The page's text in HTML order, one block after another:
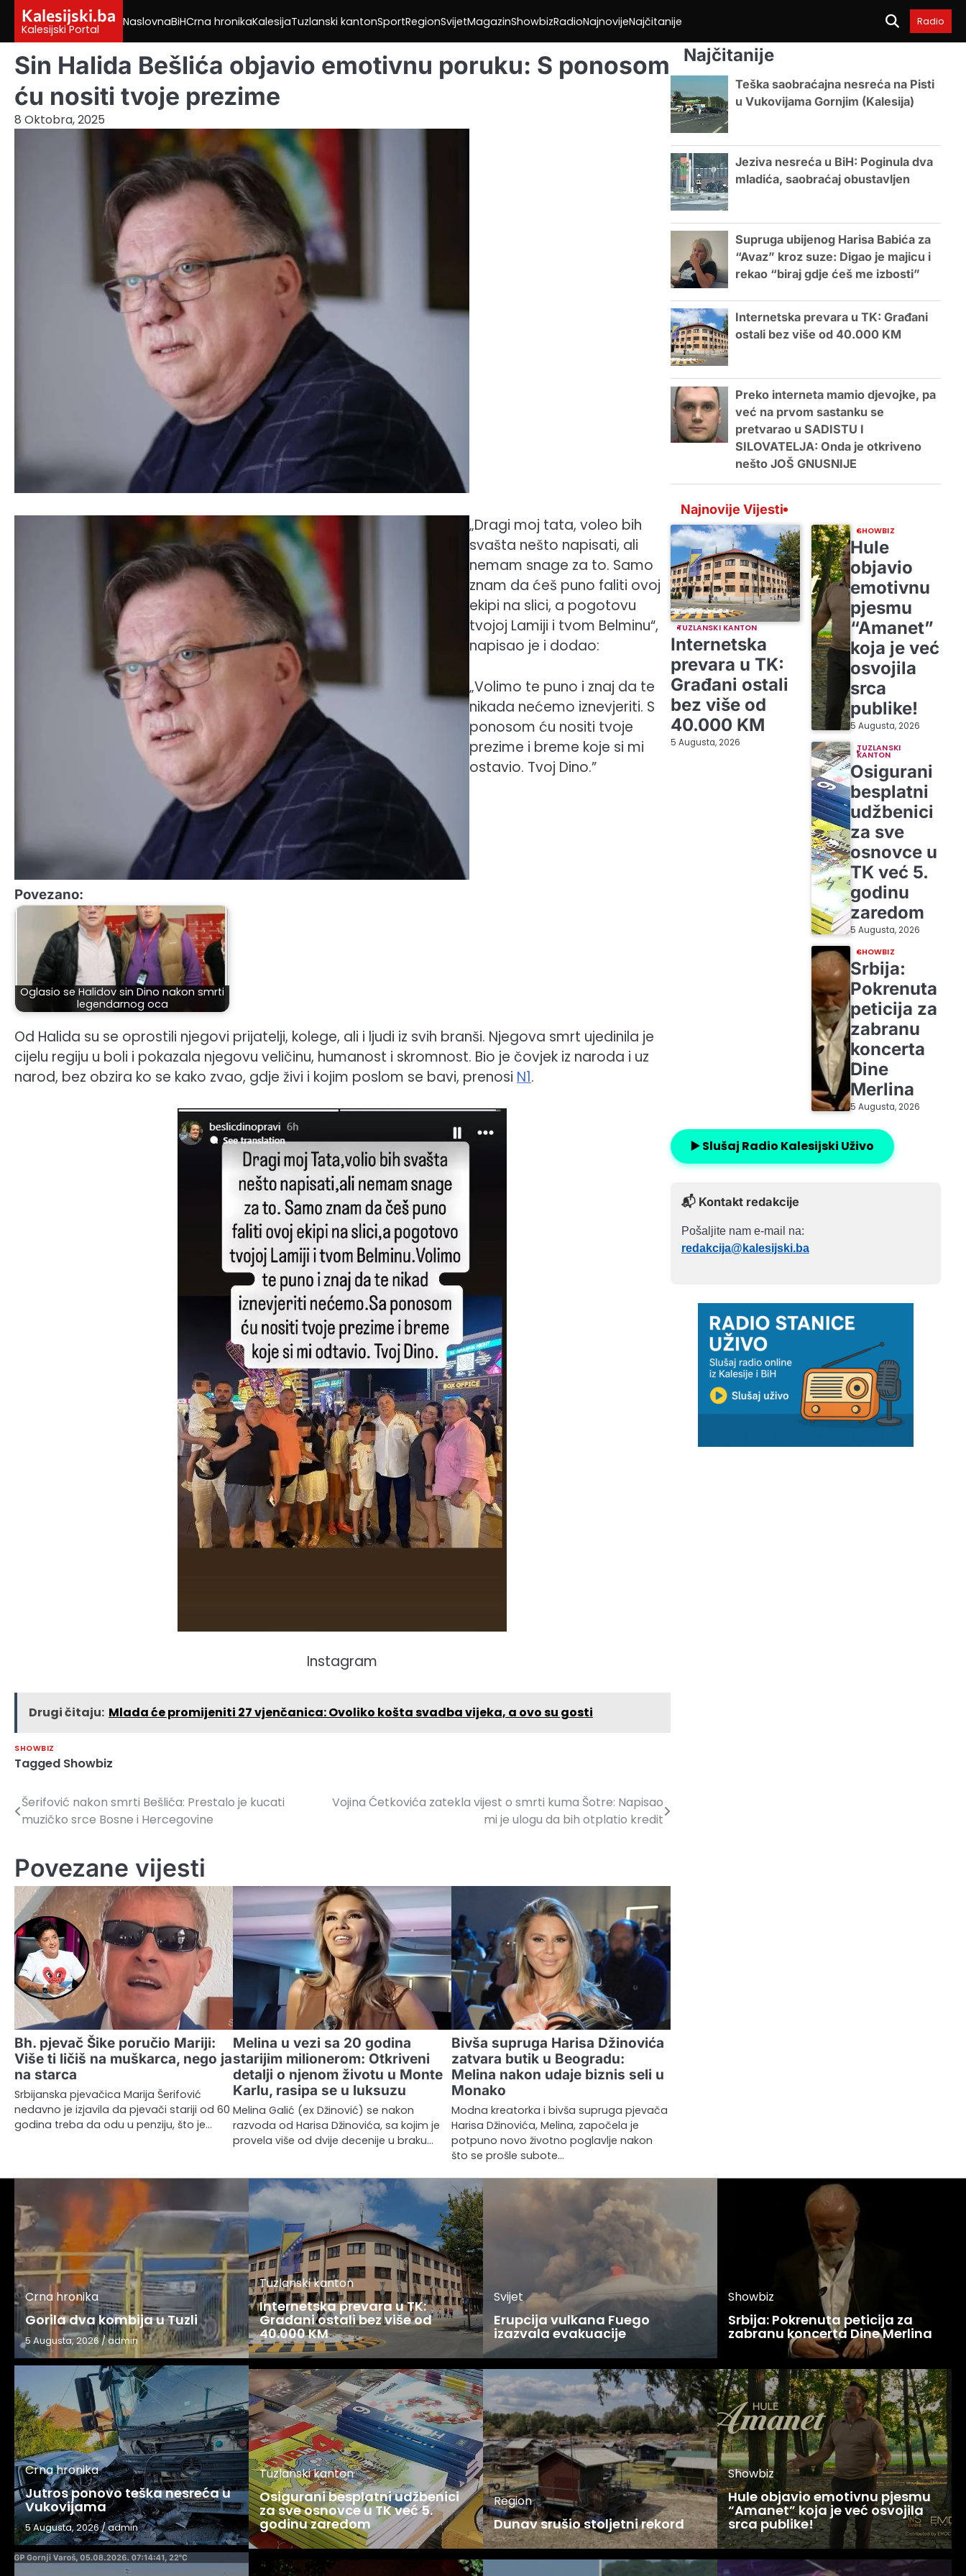
content
Kalesijski.ba
Kalesijski Portal
NaslovnaBiHCrna hronikaKalesijaTuzlanski kantonSportRegionSvijetMagazinShowbizRadioNajnovijeNajčitanije Radio
Sin Halida Bešlića objavio emotivnu poruku: S ponosom
ću nositi tvoje prezime
8 Oktobra, 2025
„Dragi moj tata, voleo bih
svašta nešto napisati, ali
nemam snage za to. Samo
znam da ćeš puno faliti ovoj
ekipi na slici, a pogotovu
tvojoj Lamiji i tvom Belminu“,
napisao je i dodao:
„Volimo te puno i znaj da te
nikada nećemo iznevjeriti. S
ponosom ću nositi tvoje
prezime i breme koje si mi
ostavio. Tvoj Dino.”
Povezano:
Oglasio se Halidov sin Dino nakon smrti
legendarnog oca
Od Halida su se oprostili njegovi prijatelji, kolege, ali i ljudi iz svih branši. Njegova smrt ujedinila je
cijelu regiju u boli i pokazala njegovu veličinu, humanost i skromnost. Bio je čovjek iz naroda i uz
narod, bez obzira ko se kako zvao, gdje živi i kojim poslom se bavi, prenosi N1.
Instagram
Drugi čitaju: Mlada će promijeniti 27 vjenčanica: Ovoliko košta svadba vijeka, a ovo su gosti
SHOWBIZ
Tagged Showbiz
Navigacija
Šerifović nakon smrti Bešlića: Prestalo je kucati
muzičko srce Bosne i Hercegovine
Vojina Ćetkovića zatekla vijest o smrti kuma Šotre: Napisao
mi je ulogu da bih otplatio kredit
Povezane vijesti
Bh. pjevač Šike poručio Mariji:
Više ti ličiš na muškarca, nego ja
na starca
Srbijanska pjevačica Marija Šerifović
nedavno je izjavila da pjevači stariji od 60
godina treba da odu u penziju, što je…
Melina u vezi sa 20 godina
starijim milionerom: Otkriveni
detalji o njenom životu u Monte
Karlu, rasipa se u luksuzu
Melina Galić (ex Džinović) se nakon
razvoda od Harisa Džinovića, sa kojim je
provela više od dvije decenije u braku…
Bivša supruga Harisa Džinovića
zatvara butik u Beogradu:
Melina nakon udaje biznis seli u
Monako
Modna kreatorka i bivša supruga pjevača
Harisa Džinovića, Melina, započela je
potpuno novo životno poglavlje nakon
što se prošle subote…
Najčitanije
Teška saobraćajna nesreća na Pisti
u Vukovijama Gornjim (Kalesija)
Jeziva nesreća u BiH: Poginula dva
mladića, saobraćaj obustavljen
Supruga ubijenog Harisa Babića za
“Avaz” kroz suze: Digao je majicu i
rekao “biraj gdje ćeš me izbosti”
Internetska prevara u TK: Građani
ostali bez više od 40.000 KM
Preko interneta mamio djevojke, pa
već na prvom sastanku se
pretvarao u SADISTU I
SILOVATELJA: Onda je otkriveno
nešto JOŠ GNUSNIJE
Najnovije Vijesti
TUZLANSKI KANTON
Internetska
prevara u TK:
Građani ostali
bez više od
40.000 KM
5 Augusta, 2026
SHOWBIZ
Hule
objavio
emotivnu
pjesmu
“Amanet”
koja je već
osvojila
srca
publike!
5 Augusta, 2026
TUZLANSKI
KANTON
Osigurani
besplatni
udžbenici
za sve
osnovce u
TK već 5.
godinu
zaredom
5 Augusta, 2026
SHOWBIZ
Srbija:
Pokrenuta
peticija za
zabranu
koncerta
Dine
Merlina
5 Augusta, 2026
▶️ Slušaj Radio Kalesijski Uživo
📬 Kontakt redakcije
Pošaljite nam e-mail na:
redakcija@kalesijski.ba
Crna hronika
Gorila dva kombija u Tuzli
5 Augusta, 2026/admin
Crna hronika
Jutros ponovo teška nesreća u
Vukovijama
5 Augusta, 2026/admin
Tuzlanski kanton
Internetska prevara u TK:
Građani ostali bez više od
40.000 KM
Tuzlanski kanton
Osigurani besplatni udžbenici
za sve osnovce u TK već 5.
godinu zaredom
Svijet
Erupcija vulkana Fuego
izazvala evakuacije
Region
Dunav srušio stoljetni rekord
Showbiz
Srbija: Pokrenuta peticija za
zabranu koncerta Dine Merlina
Showbiz
Hule objavio emotivnu pjesmu
“Amanet” koja je već osvojila
srca publike!